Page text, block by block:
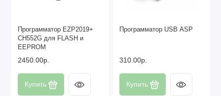
Программатор EZP2019+
CH552G для FLASH и
EEPROM
2450.00р.
Купить
Программатор USB ASP
310.00р.
Купить